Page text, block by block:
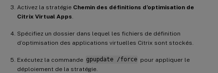
Activez la stratégie Chemin des définitions d’optimisation de
Citrix Virtual Apps
Spécifiez un dossier dans lequel les fichiers de définition
d’optimisation des applications virtuelles Citrix sont stockés.
Exécutez la commande gpupdate /force pour appliquer le
déploiement de la stratégie.